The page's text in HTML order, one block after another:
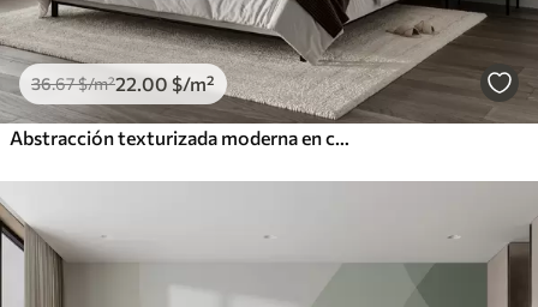
36.67$/m²22 .00 $/m²